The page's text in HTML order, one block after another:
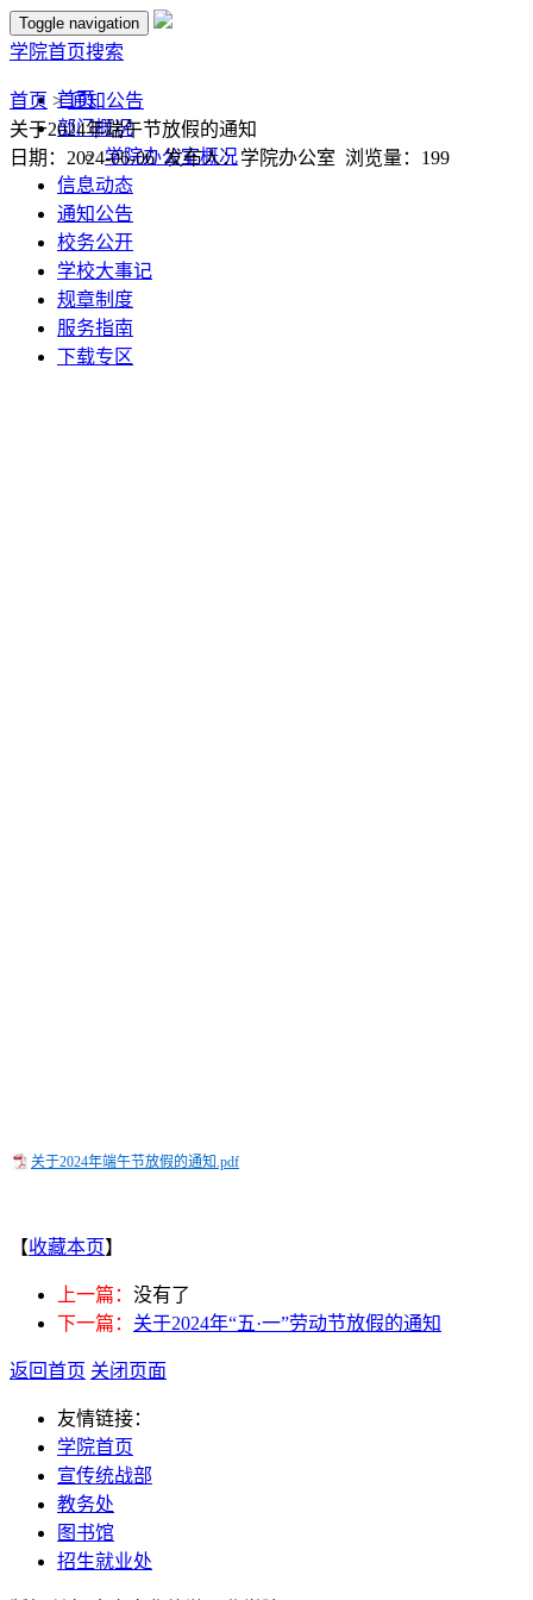
Toggle navigation
学院首页搜索
首页
部门概况
学院办公室概况
信息动态
通知公告
校务公开
学校大事记
规章制度
服务指南
下载专区
首页 >通知公告
关于2024年端午节放假的通知
日期：2024-06-06 发布人：学院办公室 浏览量： 199
关于2024年端午节放假的通知.pdf
【收藏本页】
上一篇： 没有了
下一篇： 关于2024年“五·一”劳动节放假的通知
返回首页 关闭页面
友情链接：
学院首页
宣传统战部
教务处
图书馆
招生就业处